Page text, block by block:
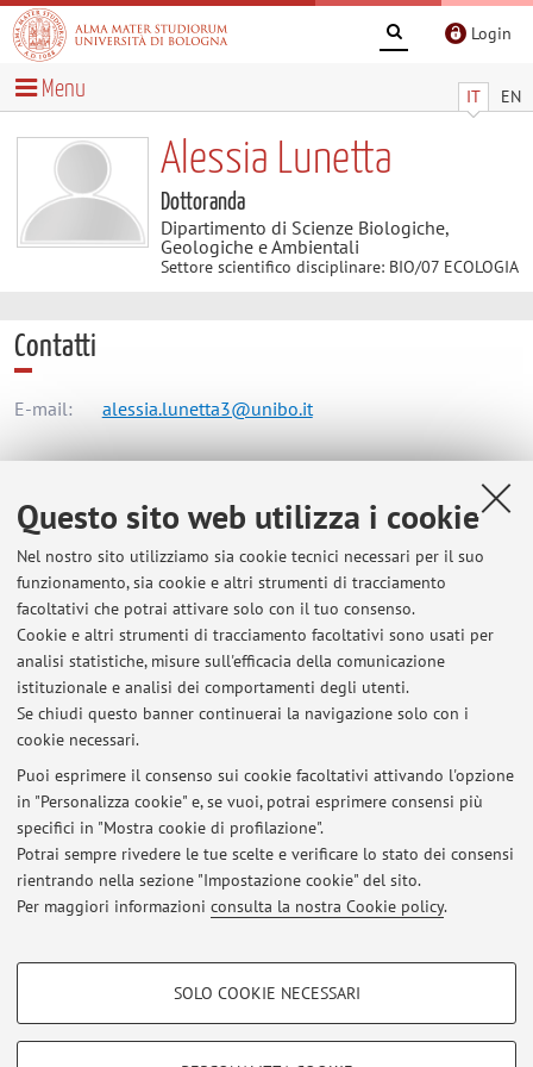
Questo sito web utilizza i cookie
Nel nostro sito utilizziamo sia cookie tecnici necessari per il suo
funzionamento, sia cookie e altri strumenti di tracciamento
facoltativi che potrai attivare solo con il tuo consenso.
Cookie e altri strumenti di tracciamento facoltativi sono usati per
analisi statistiche, misure sull'efficacia della comunicazione
istituzionale e analisi dei comportamenti degli utenti.
Se chiudi questo banner continuerai la navigazione solo con i
cookie necessari.
Puoi esprimere il consenso sui cookie facoltativi attivando l'opzione
in "Personalizza cookie" e, se vuoi, potrai esprimere consensi più
specifici in "Mostra cookie di profilazione".
Potrai sempre rivedere le tue scelte e verificare lo stato dei consensi
rientrando nella sezione "Impostazione cookie" del sito.
Per maggiori informazioni consulta la nostra Cookie policy.
COOKIE DI PROFILAZIONE - FACOLTATIVI
SOLO COOKIE NECESSARI
Login
IT EN
Menu
Alessia Lunetta
Dottoranda
Dipartimento di Scienze Biologiche,
Geologiche e Ambientali
Settore scientifico disciplinare: BIO/07 ECOLOGIA
Contatti
E-mail: alessia.lunetta3@unibo.it
Dipartimento di Scienze Biologiche, Geologiche e
Ambientali
Piazza di Porta S.Donato 1, Bologna - Vai alla mappa
Risorse in rete
ORCID
Ultimi avvisi
Al momento non sono presenti avvisi.
Area riservata
Accedi tramiteloginper gestire tutti i contenuti del sito.